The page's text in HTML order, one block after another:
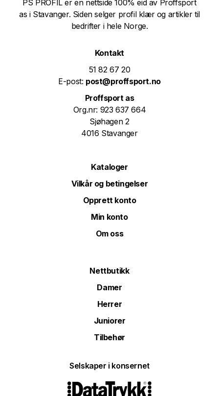
PS PROFIL er en nettside 100% eid av Proffsport
as i Stavanger. Siden selger profil klær og artikler til
bedrifter i hele Norge.
Kontakt
51 82 67 20
E-post: post@proffsport.no
Proffsport as
Org.nr: 923 637 664
Sjøhagen 2
4016 Stavanger
Kataloger
Vilkår og betingelser
Opprett konto
Min konto
Om oss
Nettbutikk
Damer
Herrer
Juniorer
Tilbehør
Selskaper i konsernet